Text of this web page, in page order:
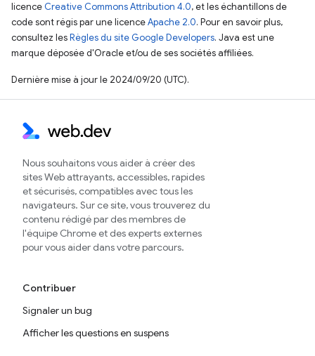
licence Creative Commons Attribution 4.0, et les échantillons de
code sont régis par une licenceApache 2.0. Pour en savoir plus,
consultez lesRègles du site Google Developers. Java est une
marque déposée d'Oracle et/ou de ses sociétés affiliées.
Dernière mise à jour le 2024/09/20 (UTC).
Nous souhaitons vous aider à créer des
sites Web attrayants, accessibles, rapides
et sécurisés, compatibles avec tous les
navigateurs. Sur ce site, vous trouverez du
contenu rédigé par des membres de
l'équipe Chrome et des experts externes
pour vous aider dans votre parcours.
Contribuer
Signaler un bug
Afficher les questions en suspens